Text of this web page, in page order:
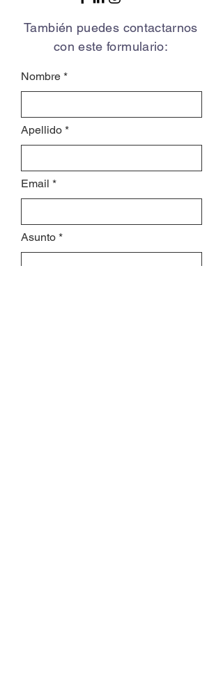
También puedes contactarnos
con este formulario:
Nombre
Apellido
Email
Asunto